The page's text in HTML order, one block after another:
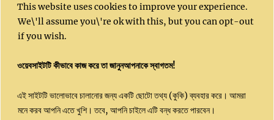
This website uses cookies to improve your experience.
We\'ll assume you\'re ok with this, but you can opt-out
if you wish.
ওয়েবসাইটটি কীভাবে কাজ করে তা জানুনআপনাকে স্বাগতম!
এই সাইটটি ভালোভাবে চালানোর জন্য একটি ছোটো তথ্য (কুকি) ব্যবহার করে। আমরা
মনে করব আপনি এতে খুশি। তবে, আপনি চাইলে এটি বন্ধ করতে পারবেন।
Kushal website© 2020 byDr. Sujit Ghoshis
licensed under
CC BY-NC-SA 4.0